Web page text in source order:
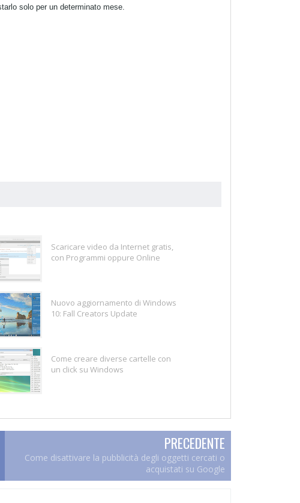
solo per un determinato mese.
Scaricare video da Internet gratis,
con Programmi oppure Online
Nuovo aggiornamento di Windows
10: Fall Creators Update
Come creare diverse cartelle con
un click su Windows
PRECEDENTE
Come disattivare la pubblicità degli oggetti cercati o
acquistati su Google